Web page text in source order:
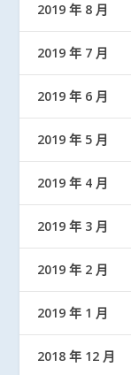
2019 年 8 月
2019 年 7 月
2019 年 6 月
2019 年 5 月
2019 年 4 月
2019 年 3 月
2019 年 2 月
2019 年 1 月
2018 年 12 月